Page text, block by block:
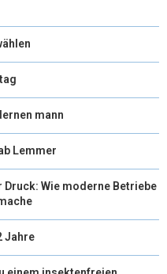
mann
Lemmer
Wie moderne Betriebe
Jahre